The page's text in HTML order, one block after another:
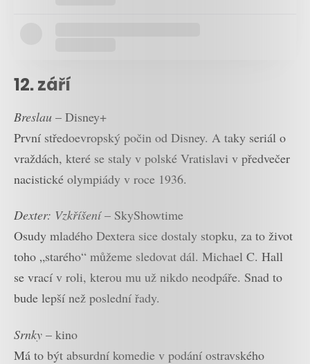
12. září
Breslau – Disney+
První středoevropský počin od Disney. A taky seriál o
vraždách, které se staly v polské Vratislavi v předvečer
nacistické olympiády v roce 1936.
Dexter: Vzkříšení– SkyShowtime
Osudy mladého Dextera sice dostaly stopku, za to život
toho „starého“ můžeme sledovat dál. Michael C. Hall
se vrací v roli, kterou mu už nikdo neodpáře. Snad to
bude lepší než poslední řady.
Srnky – kino
Má to být absurdní komedie v podání ostravského